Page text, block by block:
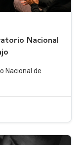
Nacional
Nacional de